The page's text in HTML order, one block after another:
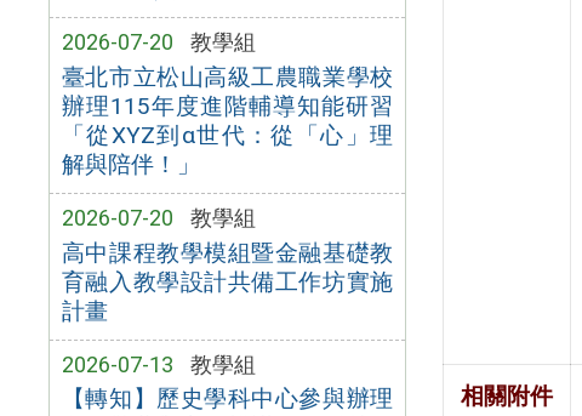
2026-07-20 教學組
臺北市立松山高級工農職業學校
辦理115年度進階輔導知能研習
「從XYZ到α世代：從「心」理
解與陪伴！」
2026-07-20 教學組
高中課程教學模組暨金融基礎教
育融入教學設計共備工作坊實施
計畫
2026-07-13 教學組
【轉知】歷史學科中心參與辦理
相關附件